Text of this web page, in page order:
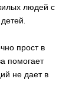
людей с
прост в
помогает
не дает в